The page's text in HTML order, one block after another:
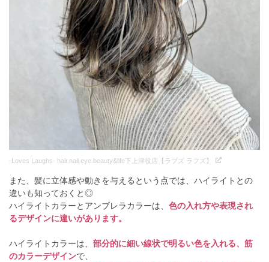
-Loves Laughs- hair.nail.eye.beauty&life下上津役店【ラブズ ラフズ】
また、髪に立体感や動きを与えるという点では、ハイライトとの
違いも知っておくと◎
ハイライトカラーとアンブレラカラーは、 色の入れ方や表現され
るデザインに違いがあります。
ハイライトカラーは、 部分的に細い線状で明るい色を入れる、筋
のカラーデザインで、